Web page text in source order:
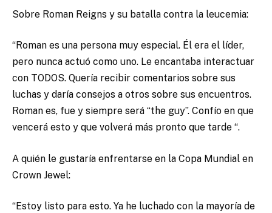
Sobre Roman Reigns y su batalla contra la leucemia:
“Roman es una persona muy especial. Él era el líder,
pero nunca actuó como uno. Le encantaba interactuar
con TODOS. Quería recibir comentarios sobre sus
luchas y daría consejos a otros sobre sus encuentros.
Roman es, fue y siempre será “the guy”. Confío en que
vencerá esto y que volverá más pronto que tarde “.
A quién le gustaría enfrentarse en la Copa Mundial en
Crown Jewel:
“Estoy listo para esto. Ya he luchado con la mayoría de